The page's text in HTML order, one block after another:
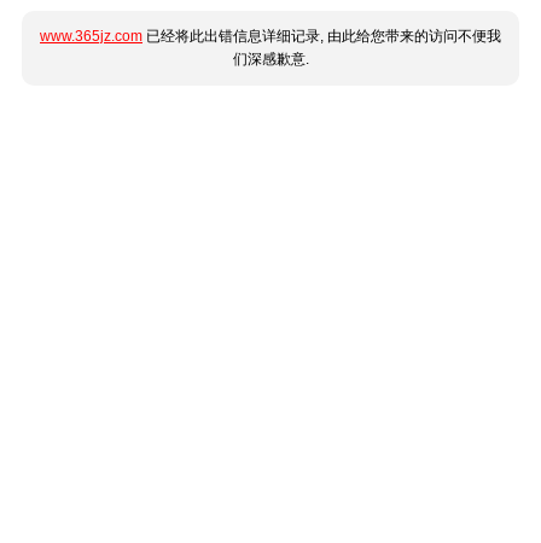
www.365jz.com 已经将此出错信息详细记录, 由此给您带来的访问不便我
们深感歉意.